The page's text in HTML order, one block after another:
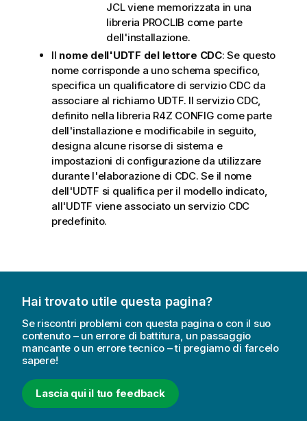
JCL viene memorizzata in una
libreria PROCLIB come parte
dell'installazione.
Il nome dell'UDTF del lettore CDC: Se questo
nome corrisponde a uno schema specifico,
specifica un qualificatore di servizio CDC da
associare al richiamo UDTF. Il servizio CDC,
definito nella libreria R4Z CONFIG come parte
dell'installazione e modificabile in seguito,
designa alcune risorse di sistema e
impostazioni di configurazione da utilizzare
durante l'elaborazione di CDC. Se il nome
dell'UDTF si qualifica per il modello indicato,
all'UDTF viene associato un servizio CDC
predefinito.
Hai trovato utile questa pagina?
Se riscontri problemi con questa pagina o con il suo
contenuto – un errore di battitura, un passaggio
mancante o un errore tecnico – ti pregiamo di farcelo
sapere!
Lascia qui il tuo feedback